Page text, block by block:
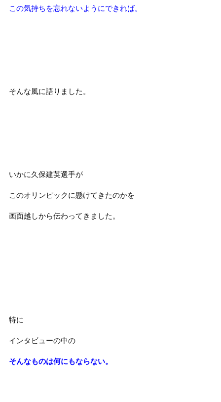
この気持ちを忘れないようにできれば。
そんな風に語りました。
いかに久保建英選手が
このオリンピックに懸けてきたのかを
画面越しから伝わってきました。
特に
インタビューの中の
そんなものは何にもならない。